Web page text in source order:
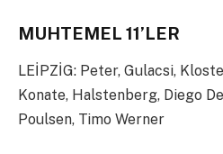
MUHTEMEL 11’LER
LEİPZİG: Peter, Gulacsi,
Konate, Halstenberg, Diego
Poulsen, Timo Werner